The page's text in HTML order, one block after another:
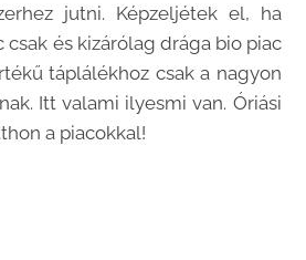
jutni. Képzeljétek el, ha
és kizárólag drága bio piac
táplálékhoz csak a nagyon
Itt valami ilyesmi van. Óriási
a piacokkal!